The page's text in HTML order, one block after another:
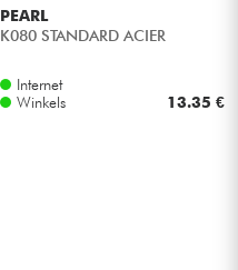
PEARL
K080 STANDARD ACIER
Internet
Winkels
13.35 €